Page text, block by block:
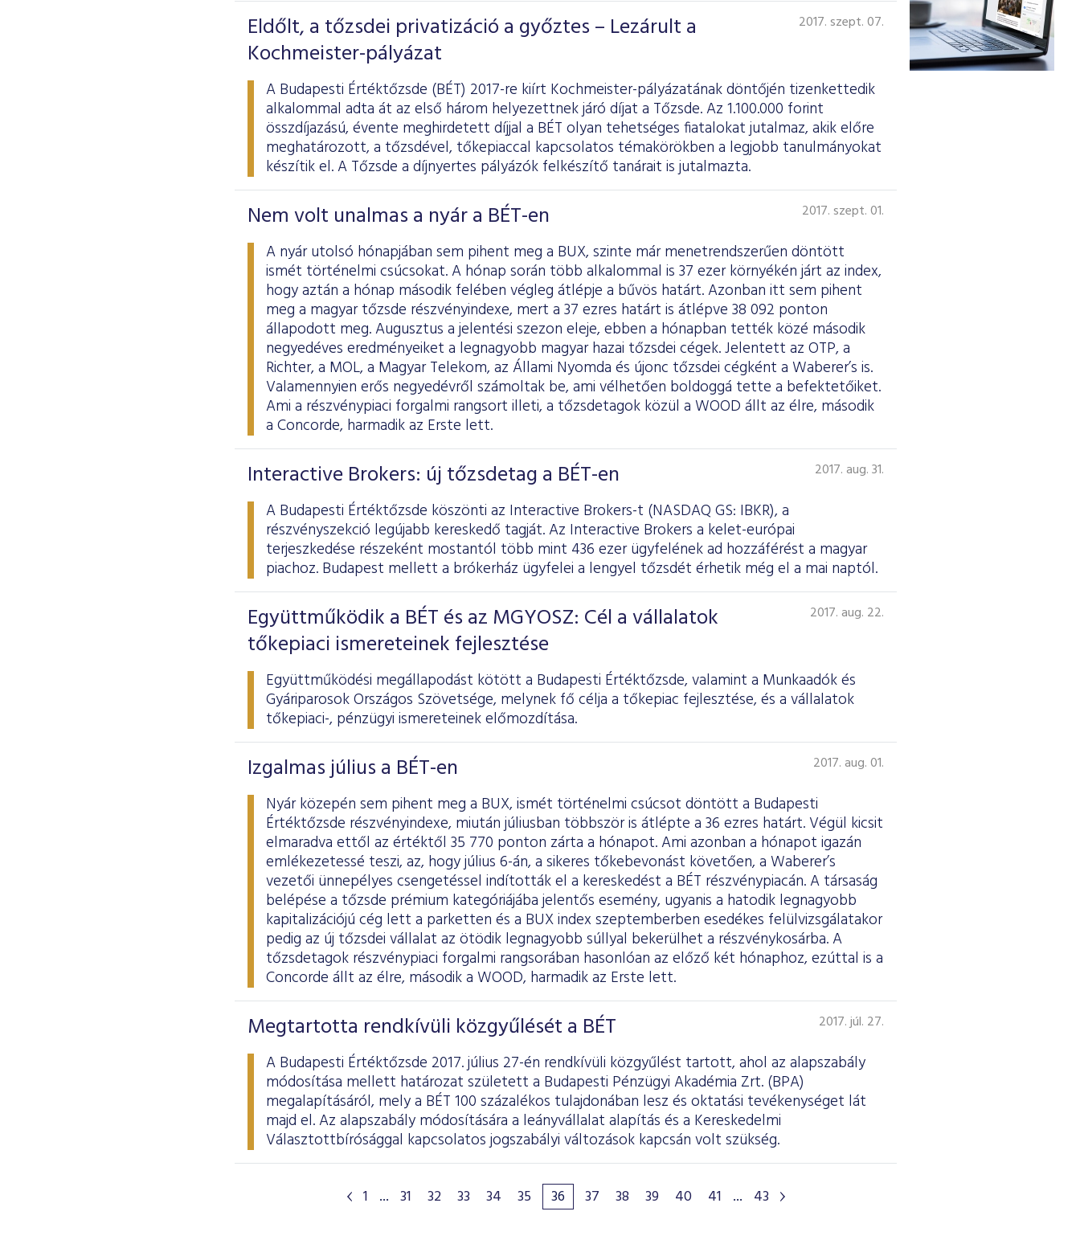
Eldőlt, a tőzsdei privatizáció a győztes – Lezárult a
Kochmeister-pályázat
2017. szept. 07.
A Budapesti Értéktőzsde (BÉT) 2017-re kiírt Kochmeister-pályázatának döntőjén tizenkettedik
alkalommal adta át az első három helyezettnek járó díjat a Tőzsde. Az 1.100.000 forint
összdíjazású, évente meghirdetett díjjal a BÉT olyan tehetséges fiatalokat jutalmaz, akik előre
meghatározott, a tőzsdével, tőkepiaccal kapcsolatos témakörökben a legjobb tanulmányokat
készítik el. A Tőzsde a díjnyertes pályázók felkészítő tanárait is jutalmazta.
Nem volt unalmas a nyár a BÉT-en 2017. szept. 01.
A nyár utolsó hónapjában sem pihent meg a BUX, szinte már menetrendszerűen döntött
ismét történelmi csúcsokat. A hónap során több alkalommal is 37 ezer környékén járt az index,
hogy aztán a hónap második felében végleg átlépje a bűvös határt. Azonban itt sem pihent
meg a magyar tőzsde részvényindexe, mert a 37 ezres határt is átlépve 38 092 ponton
állapodott meg. Augusztus a jelentési szezon eleje, ebben a hónapban tették közé második
negyedéves eredményeiket a legnagyobb magyar hazai tőzsdei cégek. Jelentett az OTP, a
Richter, a MOL, a Magyar Telekom, az Állami Nyomda és újonc tőzsdei cégként a Waberer’s is.
Valamennyien erős negyedévről számoltak be, ami vélhetően boldoggá tette a befektetőiket.
Ami a részvénypiaci forgalmi rangsort illeti, a tőzsdetagok közül a WOOD állt az élre, második
a Concorde, harmadik az Erste lett.
Interactive Brokers: új tőzsdetag a BÉT-en 2017. aug. 31.
A Budapesti Értéktőzsde köszönti az Interactive Brokers-t (NASDAQ GS: IBKR), a
részvényszekció legújabb kereskedő tagját. Az Interactive Brokers a kelet-európai
terjeszkedése részeként mostantól több mint 436 ezer ügyfelének ad hozzáférést a magyar
piachoz. Budapest mellett a brókerház ügyfelei a lengyel tőzsdét érhetik még el a mai naptól.
Együttműködik a BÉT és az MGYOSZ: Cél a vállalatok
tőkepiaci ismereteinek fejlesztése
2017. aug. 22.
Együttműködési megállapodást kötött a Budapesti Értéktőzsde, valamint a Munkaadók és
Gyáriparosok Országos Szövetsége, melynek fő célja a tőkepiac fejlesztése, és a vállalatok
tőkepiaci-, pénzügyi ismereteinek előmozdítása.
Izgalmas július a BÉT-en 2017. aug. 01.
Nyár közepén sem pihent meg a BUX, ismét történelmi csúcsot döntött a Budapesti
Értéktőzsde részvényindexe, miután júliusban többször is átlépte a 36 ezres határt. Végül kicsit
elmaradva ettől az értéktől 35 770 ponton zárta a hónapot. Ami azonban a hónapot igazán
emlékezetessé teszi, az, hogy július 6-án, a sikeres tőkebevonást követően, a Waberer’s
vezetői ünnepélyes csengetéssel indították el a kereskedést a BÉT részvénypiacán. A társaság
belépése a tőzsde prémium kategóriájába jelentős esemény, ugyanis a hatodik legnagyobb
kapitalizációjú cég lett a parketten és a BUX index szeptemberben esedékes felülvizsgálatakor
pedig az új tőzsdei vállalat az ötödik legnagyobb súllyal bekerülhet a részvénykosárba. A
tőzsdetagok részvénypiaci forgalmi rangsorában hasonlóan az előző két hónaphoz, ezúttal is a
Concorde állt az élre, második a WOOD, harmadik az Erste lett.
Megtartotta rendkívüli közgyűlését a BÉT 2017. júl. 27.
A Budapesti Értéktőzsde 2017. július 27-én rendkívüli közgyűlést tartott, ahol az alapszabály
módosítása mellett határozat született a Budapesti Pénzügyi Akadémia Zrt. (BPA)
megalapításáról, mely a BÉT 100 százalékos tulajdonában lesz és oktatási tevékenységet lát
majd el. Az alapszabály módosítására a leányvállalat alapítás és a Kereskedelmi
Választottbírósággal kapcsolatos jogszabályi változások kapcsán volt szükség.
1 ... 31 32 33 34 35 36 37 38 39 40 41 ... 43